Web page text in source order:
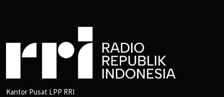
Kantor Pusat LPP RRI